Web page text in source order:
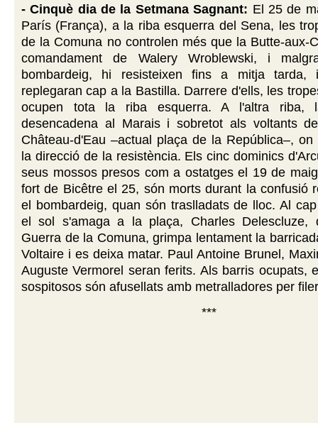
- Cinquè dia de la Setmana Sagnant: El 25 de
París (França), a la riba esquerra del Sena, les
de la Comuna no controlen més que la Butte-aux-
comandament de Walery Wroblewski, i
bombardeig, hi resisteixen fins a mitja tarda,
replegaran cap a la Bastilla. Darrere d'ells, les
ocupen tota la riba esquerra. A l'altra riba,
desencadena al Marais i sobretot als voltants
Château-d'Eau –actual plaça de la República–,
la direcció de la resistència. Els cinc dominics
seus mossos presos com a ostatges el 19 de
fort de Bicêtre el 25, són morts durant la confusió
el bombardeig, quan són traslladats de lloc. Al
el sol s'amaga a la plaça, Charles Delescluze,
Guerra de la Comuna, grimpa lentament la
Voltaire i es deixa matar. Paul Antoine Brunel,
Auguste Vermorel seran ferits. Als barris ocupats,
sospitosos són afusellats amb metralladores per
***